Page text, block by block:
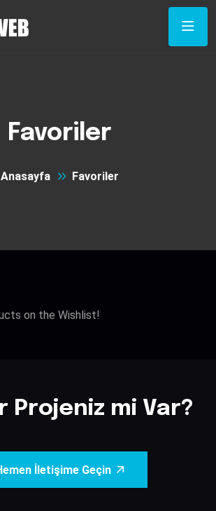
Favoriler
Anasayfa Favoriler
on the Wishlist!
Projeniz mi Var?
İletişime Geçin